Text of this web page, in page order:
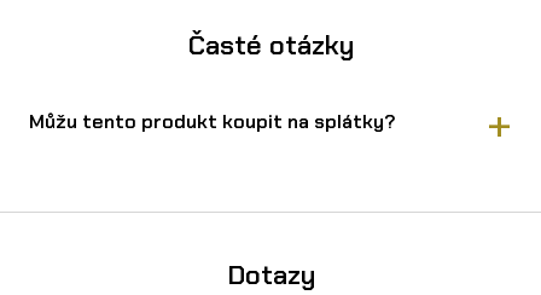
Časté otázky
Můžu tento produkt koupit na splátky?
Dotazy